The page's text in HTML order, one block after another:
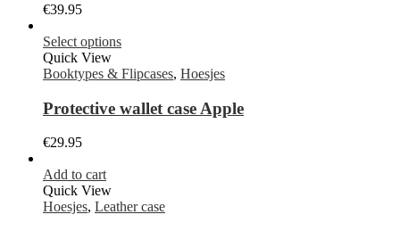
€39.95
Select options
Quick View
Booktypes & Flipcases, Hoesjes
Protective wallet case Apple
€29.95
Add to cart
Quick View
Hoesjes, Leather case